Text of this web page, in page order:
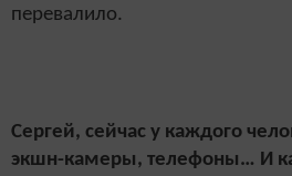
перевалило.
Сергей, сейчас у каждого
экшн-камеры, телефоны… И